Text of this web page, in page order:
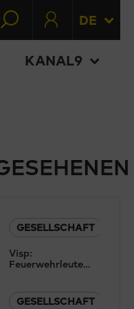
DE
KANAL9
GESELLSCHAFT
Visp:
Feuerwehrleute
imGESELLSCHAFT